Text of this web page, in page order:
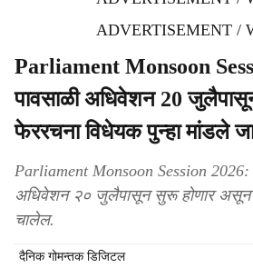
ADVERTISEMENT /
Parliament Monsoon
पावसाळी अधिवेशन 20
फेररचना विधेयक पुन्हा मांडले
Parliament Monsoon Session
अधिवेशन २० जुलैपासून सुरू होणार
चालेल.
दैनिक गोमन्तक डिजिटल